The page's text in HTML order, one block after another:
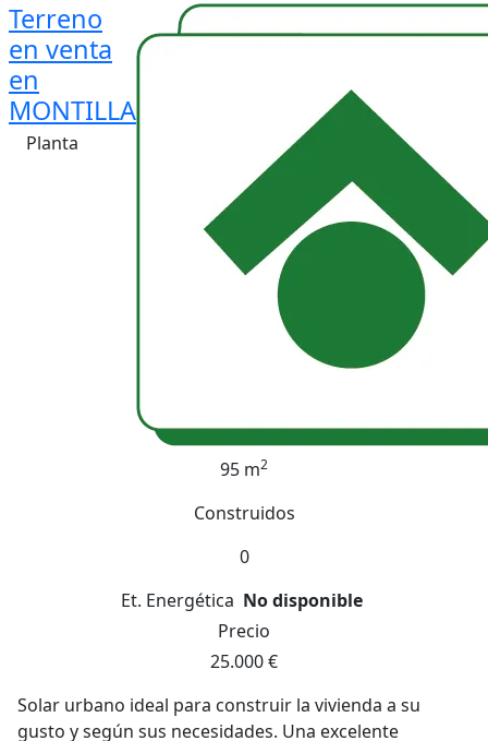
Terreno
en venta
en
MONTILLA
Planta
95 m2
Construidos
0
Et. Energética No disponible
Precio
25.000 €
Solar urbano ideal para construir la vivienda a su
gusto y según sus necesidades. Una excelente